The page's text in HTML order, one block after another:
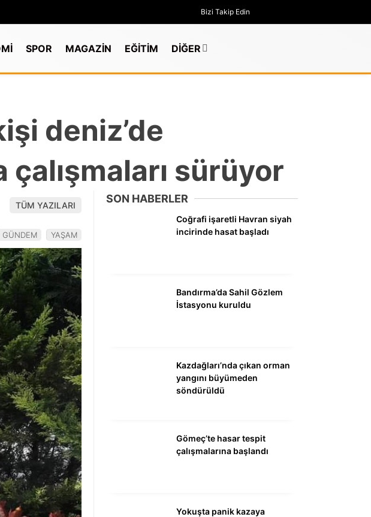
SİYASET
MAGAZİN
Bizi Takip Edin
SPOR MAGAZİN EĞİTİM DİĞER
deniz’de
sürüyor
TÜM YAZILARI
GÜNDEM YAŞAM
SON HABERLER
Coğrafi işaretli Havran siyah
incirinde hasat başladı
Bandırma’da Sahil Gözlem
İstasyonu kuruldu
Kazdağları’nda çıkan orman
yangını büyümeden
söndürüldü
Gömeç’te hasar tespit
çalışmalarına başlandı
Yokuşta panik kazaya